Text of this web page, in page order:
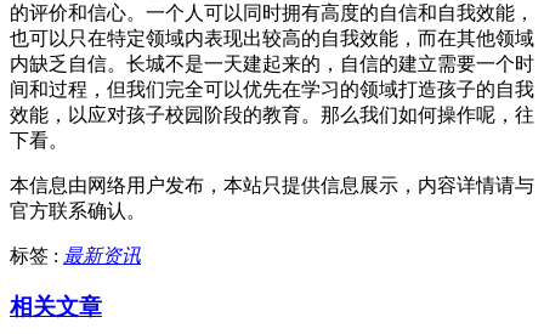
的评价和信心。一个人可以同时拥有高度的自信和自我效能，
也可以只在特定领域内表现出较高的自我效能，而在其他领域
内缺乏自信。长城不是一天建起来的，自信的建立需要一个时
间和过程，但我们完全可以优先在学习的领域打造孩子的自我
效能，以应对孩子校园阶段的教育。那么我们如何操作呢，往
下看。
本信息由网络用户发布， 本站只提供信息展示，内容详情请与
官方联系确认。
标签 : 最新资讯
相关文章